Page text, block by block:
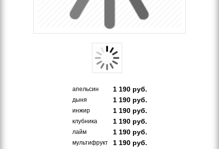
апельсин 1 190 руб.
дыня 1 190 руб.
инжир 1 190 руб.
клубника 1 190 руб.
лайм 1 190 руб.
мультифрукт 1 190 руб.